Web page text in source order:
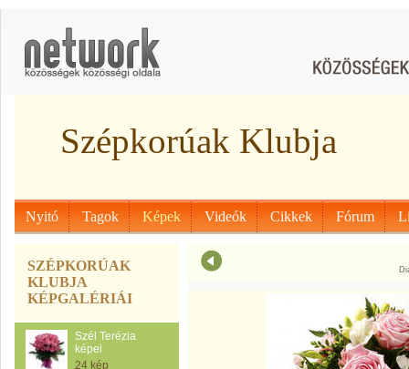
Szépkorúak Klubja
Nyitó Tagok Képek Videók Cikkek Fórum
SZÉPKORÚAK
KLUBJA
KÉPGALÉRIÁI
Szél Terézia
képei
24 kép